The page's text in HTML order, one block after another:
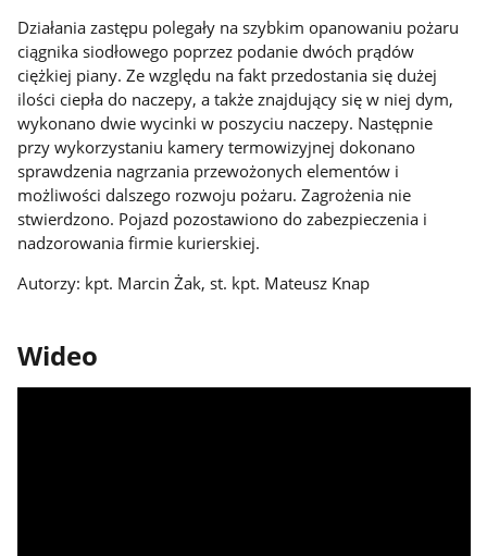
Działania zastępu polegały na szybkim opanowaniu pożaru
ciągnika siodłowego poprzez podanie dwóch prądów
ciężkiej piany. Ze względu na fakt przedostania się dużej
ilości ciepła do naczepy, a także znajdujący się w niej dym,
wykonano dwie wycinki w poszyciu naczepy. Następnie
przy wykorzystaniu kamery termowizyjnej dokonano
sprawdzenia nagrzania przewożonych elementów i
możliwości dalszego rozwoju pożaru. Zagrożenia nie
stwierdzono. Pojazd pozostawiono do zabezpieczenia i
nadzorowania firmie kurierskiej.
Autorzy: kpt. Marcin Żak, st. kpt. Mateusz Knap
Wideo